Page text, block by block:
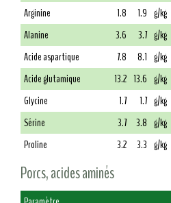
Arginine
1.8 1.9 g/kg
Alanine
3.6 3.7 g/kg
Acide aspartique
7.8 8.1 g/kg
Acide glutamique
13.2 13.6 g/kg
Glycine
1.7 1.7 g/kg
Sérine
3.7 3.8 g/kg
Proline
3.2 3.3 g/kg
Porcs, acides aminés